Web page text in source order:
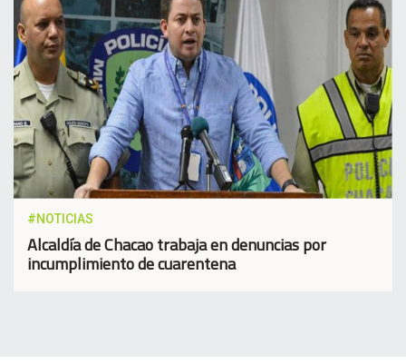
#NOTICIAS
Alcaldía de Chacao trabaja en denuncias por
incumplimiento de cuarentena